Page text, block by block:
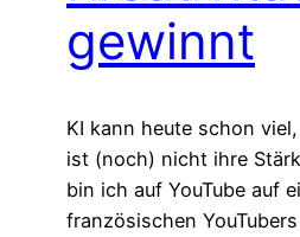
gewinnt
KI kann heute schon
ist (noch) nicht ihre
bin ich auf YouTube auf
französischen